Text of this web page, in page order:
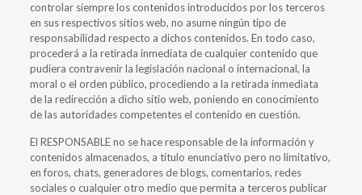
controlar siempre los contenidos introducidos por los terceros
en sus respectivos sitios web, no asume ningún tipo de
responsabilidad respecto a dichos contenidos. En todo caso,
procederá a la retirada inmediata de cualquier contenido que
pudiera contravenir la legislación nacional o internacional, la
moral o el orden público, procediendo a la retirada inmediata
de la redirección a dicho sitio web, poniendo en conocimiento
de las autoridades competentes el contenido en cuestión.
El RESPONSABLE no se hace responsable de la información y
contenidos almacenados, a título enunciativo pero no limitativo,
en foros, chats, generadores de blogs, comentarios, redes
sociales o cualquier otro medio que permita a terceros publicar